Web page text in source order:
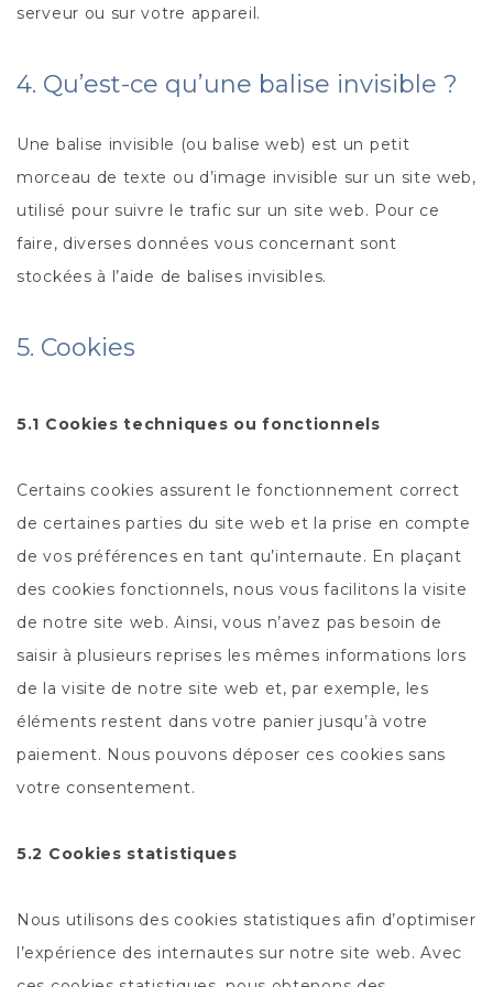
serveur ou sur votre appareil.
4. Qu’est-ce qu’une balise invisible ?
Une balise invisible (ou balise web) est un petit
morceau de texte ou d’image invisible sur un site web,
utilisé pour suivre le trafic sur un site web. Pour ce
faire, diverses données vous concernant sont
stockées à l’aide de balises invisibles.
5. Cookies
5.1 Cookies techniques ou fonctionnels
Certains cookies assurent le fonctionnement correct
de certaines parties du site web et la prise en compte
de vos préférences en tant qu’internaute. En plaçant
des cookies fonctionnels, nous vous facilitons la visite
de notre site web. Ainsi, vous n’avez pas besoin de
saisir à plusieurs reprises les mêmes informations lors
de la visite de notre site web et, par exemple, les
éléments restent dans votre panier jusqu’à votre
paiement. Nous pouvons déposer ces cookies sans
votre consentement.
5.2 Cookies statistiques
Nous utilisons des cookies statistiques afin d’optimiser
l’expérience des internautes sur notre site web. Avec